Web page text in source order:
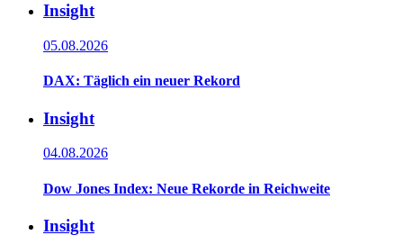
Insight
05.08.2026
DAX: Täglich ein neuer Rekord
Insight
04.08.2026
Dow Jones Index: Neue Rekorde in Reichweite
Insight